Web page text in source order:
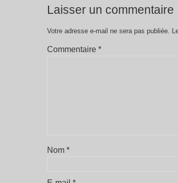
Laisser un commentaire
Votre adresse e-mail ne sera pas publiée.
Commentaire *
Nom *